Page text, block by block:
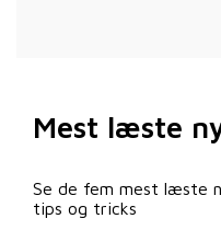
Mest læste
Se de fem mest læste
tips og tricks